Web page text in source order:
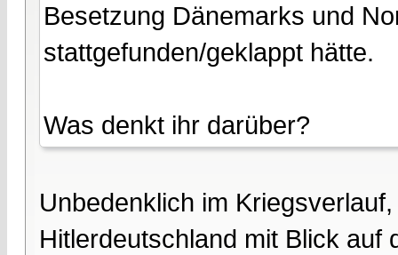
Besetzung Dänemarks und
stattgefunden/geklappt hätte.
Was denkt ihr darüber?
Unbedenklich im
Hitlerdeutschland mit Blick auf